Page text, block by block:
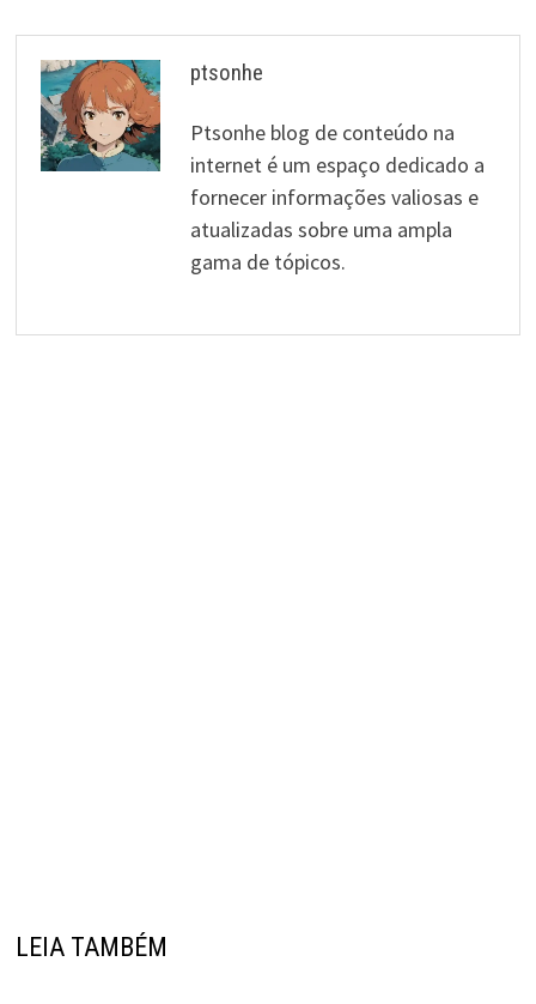
ptsonhe
Ptsonhe blog de conteúdo na
internet é um espaço dedicado a
fornecer informações valiosas e
atualizadas sobre uma ampla
gama de tópicos.
LEIA TAMBÉM